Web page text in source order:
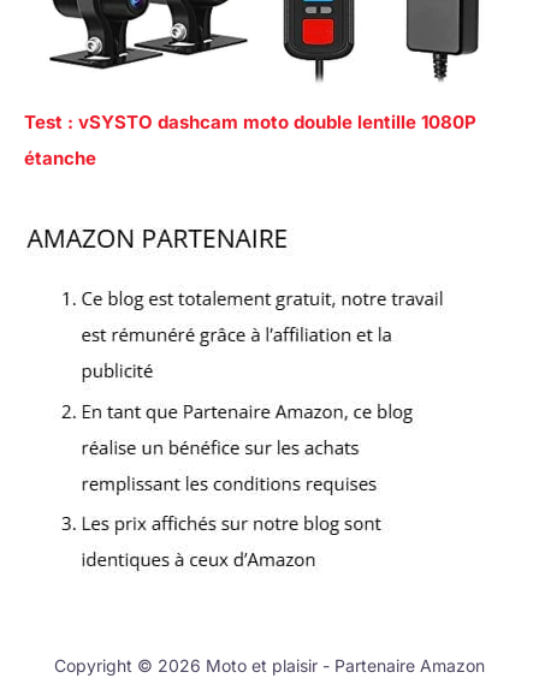
Test : vSYSTO dashcam moto double lentille 1080P
étanche
Copyright © 2026 Moto et plaisir - Partenaire Amazon